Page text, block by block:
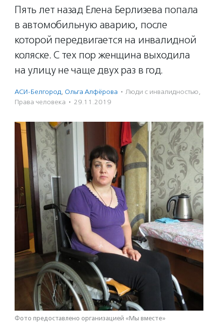
Пять лет назад Елена Берлизева попала
в автомобильную аварию, после
которой передвигается на инвалидной
коляске. С тех пор женщина выходила
на улицу не чаще двух раз в год.
АСИ-Белгород, Ольга Алфёрова · Люди с инвалидностью,
Права человека · 29.11.2019
Фото предоставлено организацией «Мы вместе»